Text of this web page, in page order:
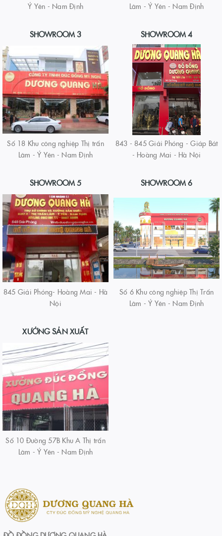
Ý Yên - Nam Định
Lâm - Ý Yên - Nam Định
SHOWROOM 3
Số 18 Khu công nghiệp Thị trấn
Lâm - Ý Yên - Nam Định
SHOWROOM 4
843 - 845 Giải Phóng - Giáp Bát
- Hoàng Mai - Hà Nội
SHOWROOM 5
845 Giải Phóng- Hoàng Mai - Hà
Nội
SHOWROOM 6
Số 6 Khu công nghiệp Thị Trấn
Lâm - Ý Yên - Nam Định
XƯỞNG SẢN XUẤT
Số 10 Đường 57B Khu A Thị trấn
Lâm - Ý Yên - Nam Định